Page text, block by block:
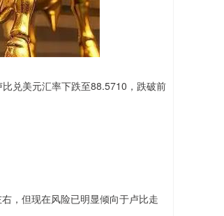
兑美元汇率下跌至88.5710，跌破前
，但现在风险已明显倾向于卢比走